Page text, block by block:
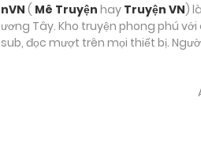
( Mê Truyện hay Truyện VN)
Tây. Kho truyện phong phú
đọc mượt trên mọi thiết bị.